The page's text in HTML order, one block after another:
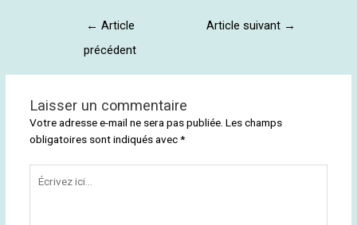
← Article
précédent
Article suivant →
Laisser un commentaire
Votre adresse e-mail ne sera pas publiée. Les champs
obligatoires sont indiqués avec*
ici…